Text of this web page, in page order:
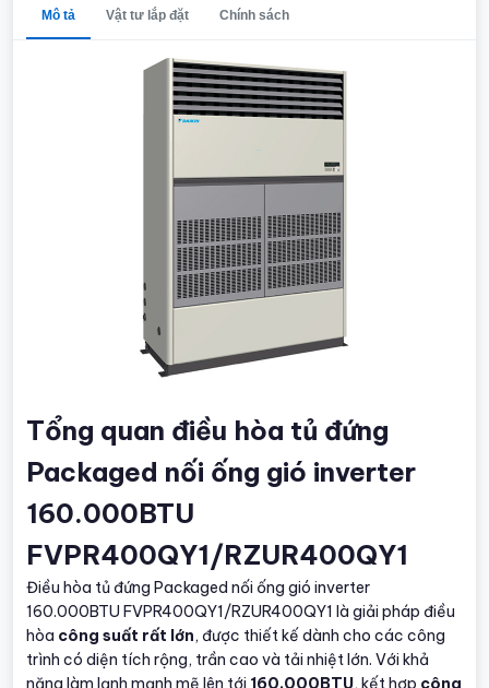
Mô tả Vật tư lắp đặt Chính sách
Tổng quan điều hòa tủ đứng
Packaged nối ống gió inverter
160.000BTU
FVPR400QY1/RZUR400QY1
Điều hòa tủ đứng Packaged nối ống gió inverter
160.000BTU FVPR400QY1/RZUR400QY1 là giải pháp điều
hòa công suất rất lớn, được thiết kế dành cho các công
trình có diện tích rộng, trần cao và tải nhiệt lớn. Với khả
năng làm lạnh mạnh mẽ lên tới 160.000BTU, kết hợp công